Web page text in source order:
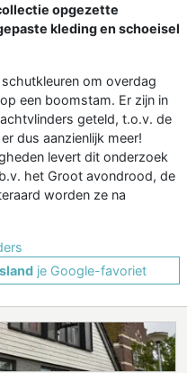
opgezette
kleding en schoeisel
om overdag
een boomstam. Er zijn in
geteld, t.o.v. de
dus aanzienlijk meer!
levert dit onderzoek
het Groot avondrood, de
worden ze na
je Google-favoriet